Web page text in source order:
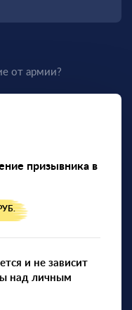
от армии?
призывника в
и не зависит
над личным